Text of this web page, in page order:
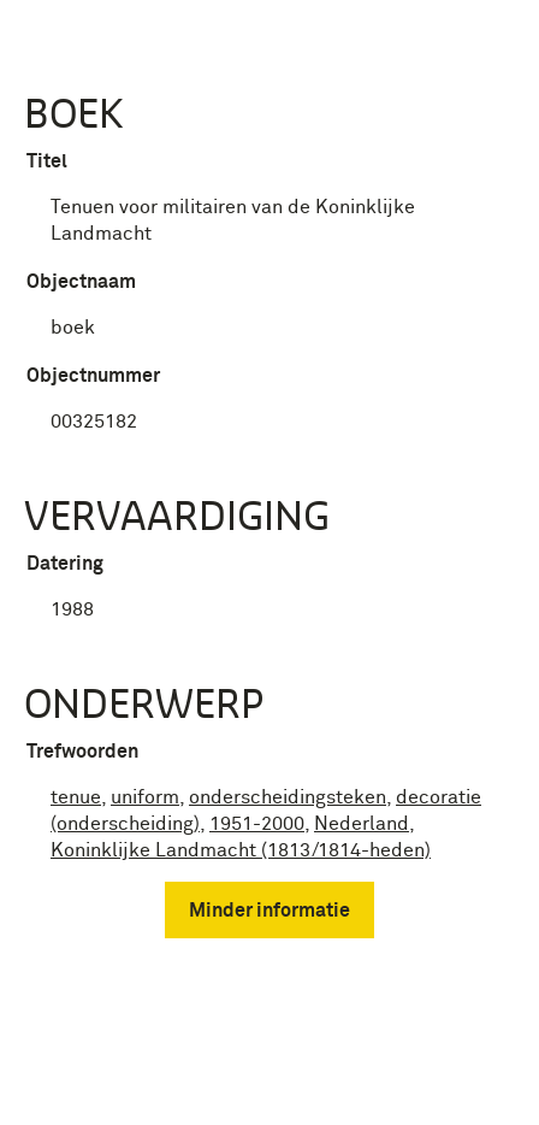
BOEK
Titel
Tenuen voor militairen van de Koninklijke
Landmacht
Objectnaam
boek
Objectnummer
00325182
VERVAARDIGING
Datering
1988
ONDERWERP
Trefwoorden
tenue uniform onderscheidingsteken
decoratie
(onderscheiding)
1951-2000 Nederland
Koninklijke Landmacht (1813/1814-heden)
Minder informatie